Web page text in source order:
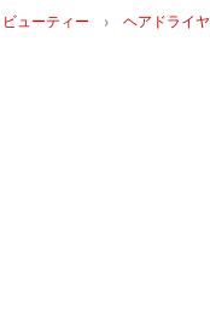
ビューティー › ヘアドライ